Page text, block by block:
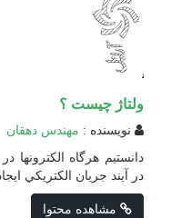
ولتاژ چیست ؟
نویسنده : مهندس دهقان
دانستيم هرگاه
در آيند جريان الكتريكي
مشاهده محتوا